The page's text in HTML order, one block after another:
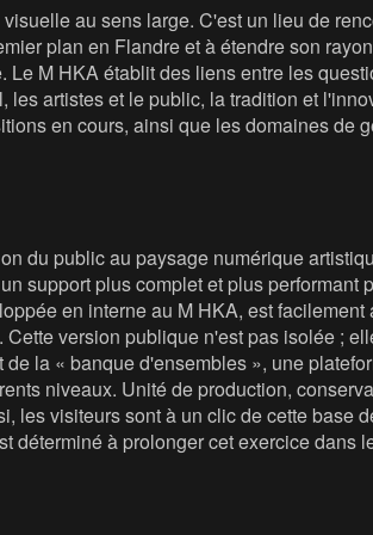
au sens large. C'est un lieu de
plan en Flandre et à étendre son
M HKA établit des liens entre les
artistes et le public, la tradition et
en cours, ainsi que les domaines de
du public au paysage numérique
support plus complet et plus performant
en interne au M HKA, est facilement
version publique n'est pas isolée ;
la « banque d'ensembles », une
niveaux. Unité de production,
les visiteurs sont à un clic de cette base
déterminé à prolonger cet exercice dans